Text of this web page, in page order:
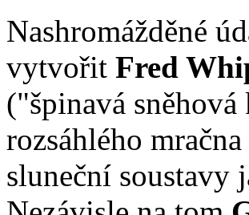
Nashromážděné
vytvořit Fred
("špinavá
rozsáhlého
sluneční soustavy